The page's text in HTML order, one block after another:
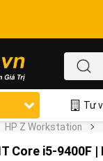
Tư
HP Z Workstation
i5-9400F |